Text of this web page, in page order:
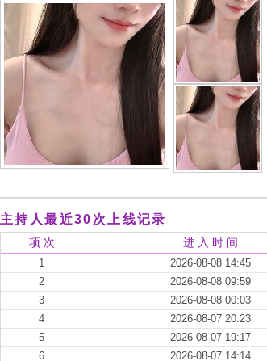
主持人最近30次上线记录
项 次 进 入 时 间
1 2026-08-08 14:45
2
2026-08-08 09:59
3
2026-08-08 00:03
4
2026-08-07 20:23
5
2026-08-07 19:17
6
2026-08-07 14:14